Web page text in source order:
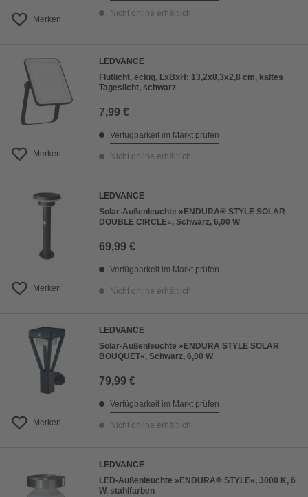
Merken
Nicht online erhältlich
Merken
LEDVANCE
Flutlicht, eckig, LxBxH: 13,2x8,3x2,8 cm, kaltes
Tageslicht, schwarz
7,99 €
Verfügbarkeit im Markt prüfen
Nicht online erhältlich
Merken
LEDVANCE
Solar-Außenleuchte »ENDURA® STYLE SOLAR
DOUBLE CIRCLE«, Schwarz, 6,00 W
69,99 €
Verfügbarkeit im Markt prüfen
Nicht online erhältlich
Merken
LEDVANCE
Solar-Außenleuchte »ENDURA STYLE SOLAR
BOUQUET«, Schwarz, 6,00 W
79,99 €
Verfügbarkeit im Markt prüfen
Nicht online erhältlich
LEDVANCE
LED-Außenleuchte »ENDURA® STYLE«, 3000 K, 6
W, stahlfarben